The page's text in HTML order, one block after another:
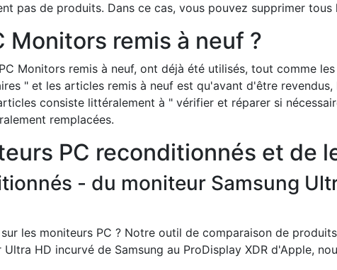
pas de produits. Dans ce cas, vous pouvez supprimer tous
Monitors remis à neuf ?
Monitors remis à neuf, ont déjà été utilisés, tout comme
" et les articles remis à neuf est qu'avant d'être
consiste littéralement à " vérifier et réparer si
remplacées.
PC reconditionnés et de
- du moniteur Samsung
les moniteurs PC ? Notre outil de comparaison de
HD incurvé de Samsung au ProDisplay XDR d'Apple,